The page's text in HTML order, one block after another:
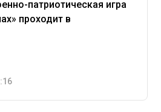
патриотическая игра
проходит в